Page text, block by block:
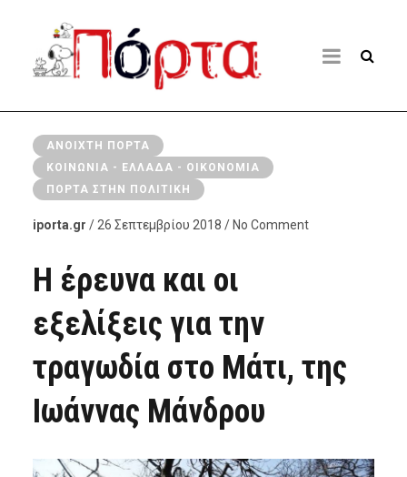
ΑΝΟΙΧΤΉ ΠΌΡΤΑ
ΚΟΙΝΩΝΊΑ - ΕΛΛΆΔΑ - ΟΙΚΟΝΟΜΊΑ
ΠΌΡΤΑ ΣΤΗΝ ΠΟΛΙΤΙΚΉ
iporta.gr / 26 Σεπτεμβρίου 2018 / No Comment
Η έρευνα και οι
εξελίξεις για την
τραγωδία στο Μάτι, της
Ιωάννας Μάνδρου